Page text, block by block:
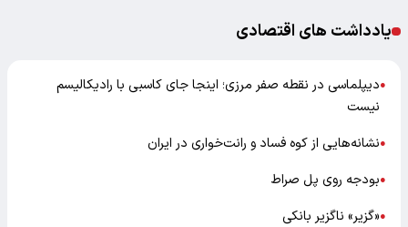
یادداشت های اقتصادی
●دیپلماسی در نقطه صفر مرزی؛ اینجا جای کاسبی با رادیکالیسم
نیست
●نشانه‌هایی از کوه فساد و رانت‌خواری در ایران
●بودجه روی پل صراط
●«گزیر» ناگزیر بانکی